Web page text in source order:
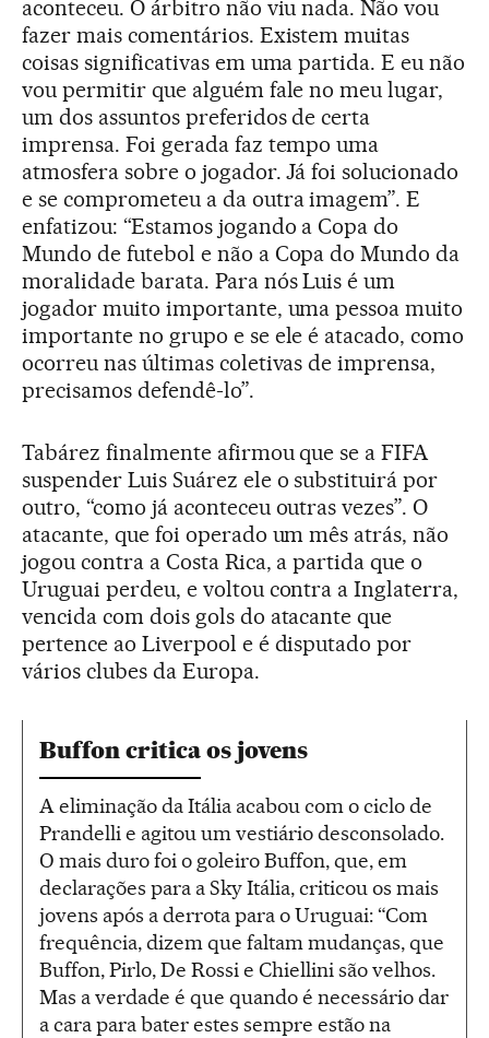
aconteceu. O árbitro não viu nada. Não vou
fazer mais comentários. Existem muitas
coisas significativas em uma partida. E eu não
vou permitir que alguém fale no meu lugar,
um dos assuntos preferidos de certa
imprensa. Foi gerada faz tempo uma
atmosfera sobre o jogador. Já foi solucionado
e se comprometeu a da outra imagem”. E
enfatizou: “Estamos jogando a Copa do
Mundo de futebol e não a Copa do Mundo da
moralidade barata. Para nós Luis é um
jogador muito importante, uma pessoa muito
importante no grupo e se ele é atacado, como
ocorreu nas últimas coletivas de imprensa,
precisamos defendê-lo”.
Tabárez finalmente afirmou que se a FIFA
suspender Luis Suárez ele o substituirá por
outro, “como já aconteceu outras vezes”. O
atacante, que foi operado um mês atrás, não
jogou contra a Costa Rica, a partida que o
Uruguai perdeu, e voltou contra a Inglaterra,
vencida com dois gols do atacante que
pertence ao Liverpool e é disputado por
vários clubes da Europa.
Buffon critica os jovens
A eliminação da Itália acabou com o ciclo de
Prandelli e agitou um vestiário desconsolado.
O mais duro foi o goleiro Buffon, que, em
declarações para a Sky Itália, criticou os mais
jovens após a derrota para o Uruguai: “Com
frequência, dizem que faltam mudanças, que
Buffon, Pirlo, De Rossi e Chiellini são velhos.
Mas a verdade é que quando é necessário dar
a cara para bater estes sempre estão na